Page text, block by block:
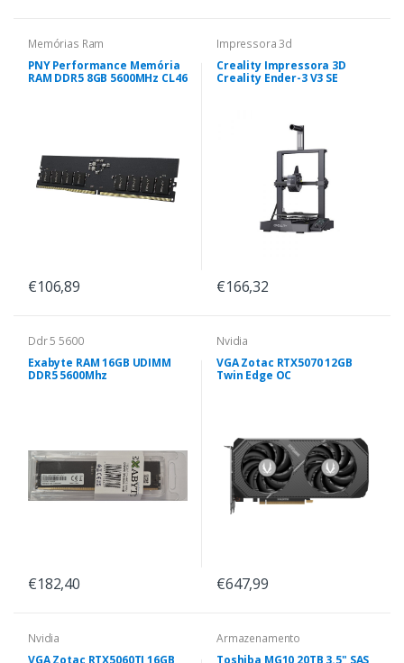
Memórias Ram
PNY Performance Memória
RAM DDR5 8GB 5600MHz CL46
€106,89
Impressora 3d
Creality Impressora 3D
Creality Ender-3 V3 SE
€166,32
Ddr 5 5600
Exabyte RAM 16GB UDIMM
DDR5 5600Mhz
€182,40
Nvidia
VGA Zotac RTX5070 12GB
Twin Edge OC
€647,99
Nvidia
VGA Zotac RTX5060TI 16GB
Armazenamento
Toshiba MG10 20TB 3.5" SAS